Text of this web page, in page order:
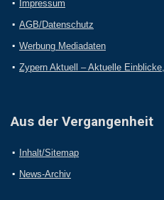
Impressum
AGB/Datenschutz
Werbung Mediadaten
Zypern Aktuell – Aktuelle
Aus der Vergangenheit
Inhalt/Sitemap
News-Archiv